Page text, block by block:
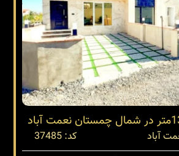
آباد
کد: 37485